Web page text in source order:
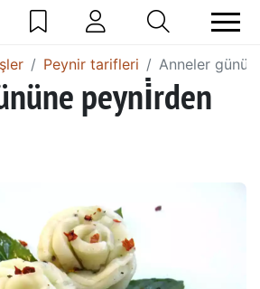
Peynir tarifleri Anneler
peyni̇rden